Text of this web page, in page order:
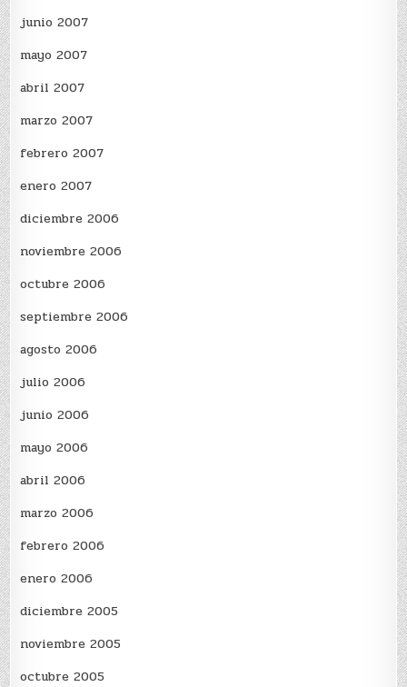
junio 2007
mayo 2007
abril 2007
marzo 2007
febrero 2007
enero 2007
diciembre 2006
noviembre 2006
octubre 2006
septiembre 2006
agosto 2006
julio 2006
junio 2006
mayo 2006
abril 2006
marzo 2006
febrero 2006
enero 2006
diciembre 2005
noviembre 2005
octubre 2005